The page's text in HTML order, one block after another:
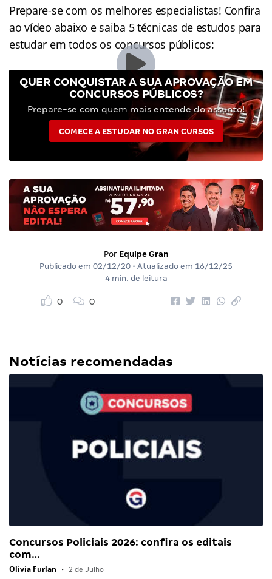
Prepare-se com os melhores especialistas! Confira
ao vídeo abaixo e saiba 5 técnicas de estudos para
estudar em todos os concursos públicos:
QUER CONQUISTAR A SUA APROVAÇÃO EM
CONCURSOS PÚBLICOS?
Prepare-se com quem mais entende do assunto!
COMECE A ESTUDAR NO GRAN CURSOS
Por Equipe Gran
Publicado em 02/12/20 • Atualizado em 16/12/25
4 min. de leitura
0 0
Notícias recomendadas
Concursos Policiais 2026: confira os editais
com…
Olivia Furlan • 2 de Julho